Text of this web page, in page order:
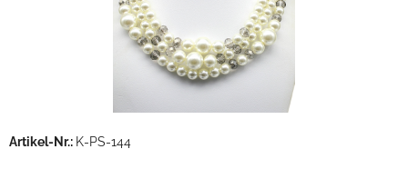
Artikel-Nr.: K-PS-144